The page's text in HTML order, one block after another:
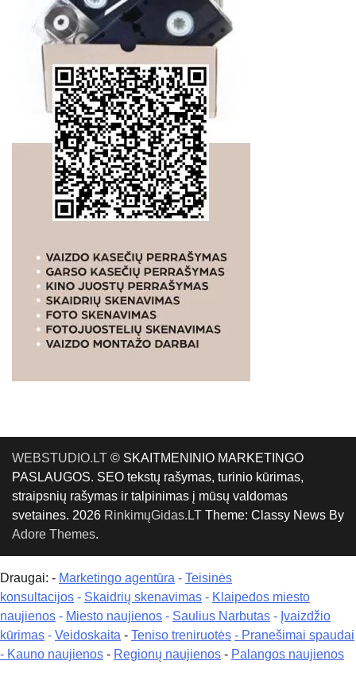
WEBSTUDIO.LT © SKAITMENINIO MARKETINGO
PASLAUGOS. SEO tekstų rašymas, turinio kūrimas,
straipsnių rašymas ir talpinimas į mūsų valdomas
svetaines. 2026 RinkimųGidas.LT Theme: Classy News By
Adore Themes.
Draugai: - Marketingo agentūra - Teisinės
konsultacijos - Skaidrių skenavimas - Klaipedos miesto
naujienos - Miesto naujienos - Saulius Narbutas - Įvaizdžio
kūrimas - Veidoskaita - Teniso treniruotės - Pranešimai spaudai
- Kauno naujienos - Regionų naujienos - Palangos naujienos